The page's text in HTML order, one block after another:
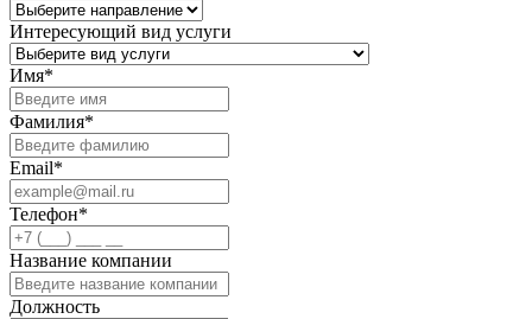
Интересующий вид услуги
Имя*
Фамилия*
Email*
Телефон*
Название компании
Должность